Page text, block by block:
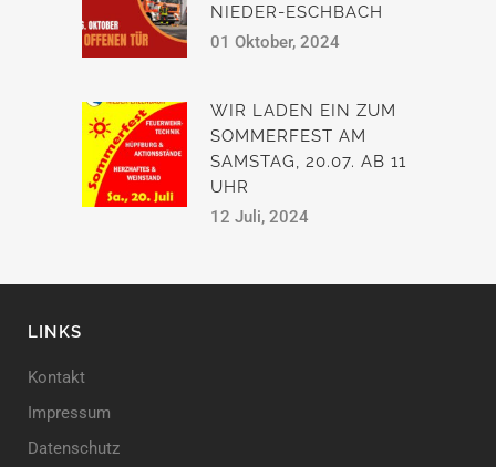
NIEDER-ESCHBACH
01 Oktober, 2024
WIR LADEN EIN ZUM
SOMMERFEST AM
SAMSTAG, 20.07. AB 11
UHR
12 Juli, 2024
LINKS
Kontakt
Impressum
Datenschutz